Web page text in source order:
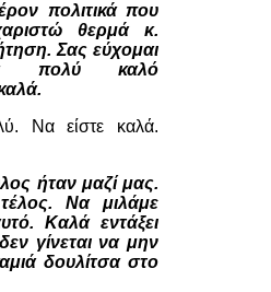
πολιτικά που
θερμά κ.
Σας εύχομαι
πολύ καλό
Να είστε καλά.
ήταν μαζί μας.
Να μιλάμε
Καλά εντάξει
γίνεται να μην
δουλίτσα στο